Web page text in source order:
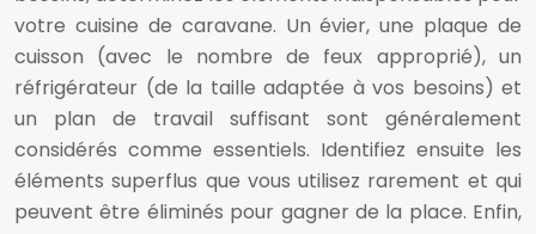
votre cuisine de caravane. Un évier, une plaque de
cuisson (avec le nombre de feux approprié), un
réfrigérateur (de la taille adaptée à vos besoins) et
un plan de travail suffisant sont généralement
considérés comme essentiels. Identifiez ensuite les
éléments superflus que vous utilisez rarement et qui
peuvent être éliminés pour gagner de la place. Enfin,